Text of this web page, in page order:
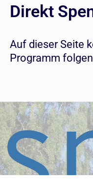
Direkt
Auf dieser Seite
Programm